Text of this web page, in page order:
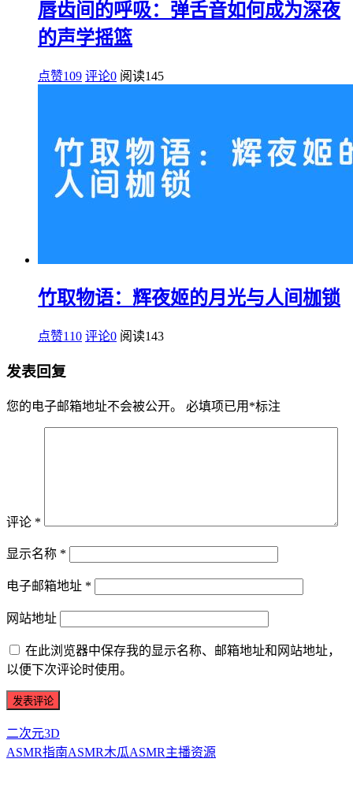
唇齿间的呼吸：弹舌音如何成为深夜
的声学摇篮
点赞109 评论0 阅读145
竹取物语：辉夜姬的月光与人间枷锁
点赞110 评论0 阅读143
发表回复
您的电子邮箱地址不会被公开。 必填项已用 *标注
评论 *
显示名称 *
电子邮箱地址 *
网站地址
在此浏览器中保存我的显示名称、邮箱地址和网站地址，
以便下次评论时使用。
二次元3D
ASMR指南ASMR木瓜ASMR主播资源